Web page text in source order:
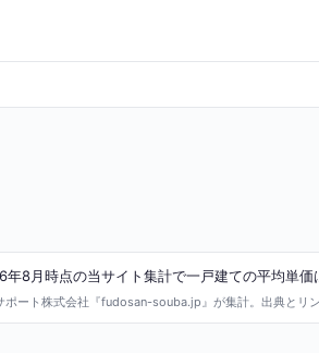
8月時点の当サイト集計で一戸建ての平均単価
ート株式会社『fudosan-souba.jp』が集計。出典とリ